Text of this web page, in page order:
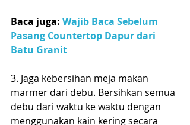
Baca juga: Wajib Baca Sebelum
Pasang Countertop Dapur dari
Batu Granit
3. Jaga kebersihan meja makan
marmer dari debu. Bersihkan semua
debu dari waktu ke waktu dengan
menggunakan kain kering secara